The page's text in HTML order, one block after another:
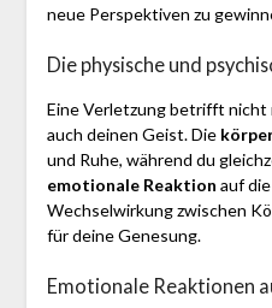
neue Perspektiven zu
Die physische und
Eine Verletzung betrifft nicht
auch deinen Geist. Die
und Ruhe, während du
emotionale Reaktion auf
Wechselwirkung zwischen
für deine Genesung.
Emotionale Reaktionen